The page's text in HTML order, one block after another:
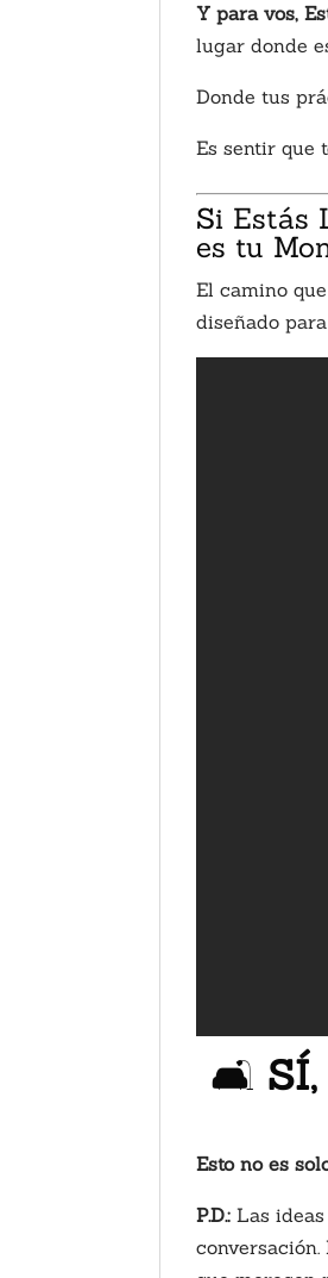
Y para vos,
lugar donde
Donde tus
Es sentir que
Si Estás
es tu
El camino
diseñado
🛋️
Esto no es
P.D.: Las